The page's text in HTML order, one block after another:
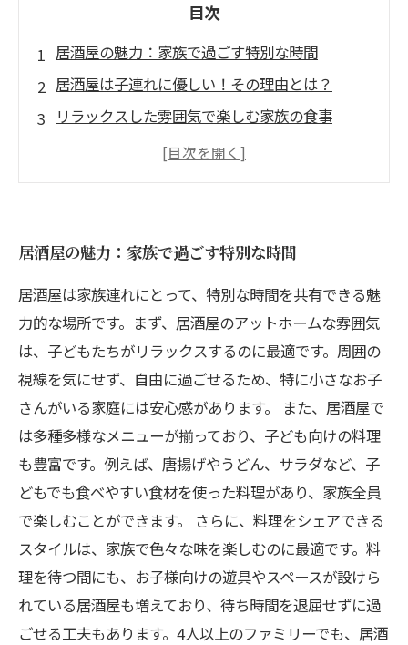
目次
居酒屋の魅力：家族で過ごす特別な時間
居酒屋は子連れに優しい！その理由とは？
リラックスした雰囲気で楽しむ家族の食事
シェアプレートでみんなの笑顔を！居酒屋の楽
特別な場を演出する居酒屋の子連れ向けサービ
ス
居酒屋での素敵な家族の思い出を作ろう！
居酒屋の魅力：家族で過ごす特別な時間
居酒屋は家族連れにとって、特別な時間を共有できる魅
力的な場所です。まず、居酒屋のアットホームな雰囲気
は、子どもたちがリラックスするのに最適です。周囲の
視線を気にせず、自由に過ごせるため、特に小さなお子
さんがいる家庭には安心感があります。 また、居酒屋で
は多種多様なメニューが揃っており、子ども向けの料理
も豊富です。例えば、唐揚げやうどん、サラダなど、子
どもでも食べやすい食材を使った料理があり、家族全員
で楽しむことができます。 さらに、料理をシェアできる
スタイルは、家族で色々な味を楽しむのに最適です。料
理を待つ間にも、お子様向けの遊具やスペースが設けら
れている居酒屋も増えており、待ち時間を退屈せずに過
ごせる工夫もあります。4人以上のファミリーでも、居酒